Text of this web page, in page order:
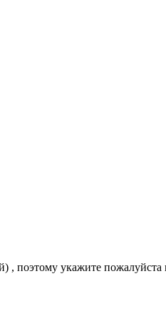
поэтому укажите пожалуйста